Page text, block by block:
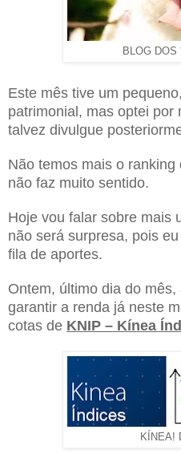
BLOG DOS
Este mês tive um
patrimonial, mas optei por
talvez divulgue
Não temos mais o
não faz muito sentido.
Hoje vou falar sobre mais
não será surpresa, pois
fila de aportes.
Ontem, último dia do
garantir a renda já neste
cotas de KNIP – Kínea
KÍNEA!